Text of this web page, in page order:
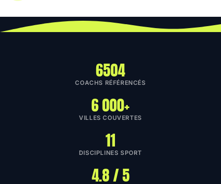
6504
COACHS RÉFÉRENCÉS
6 000+
VILLES COUVERTES
11
DISCIPLINES SPORT
4.8 / 5